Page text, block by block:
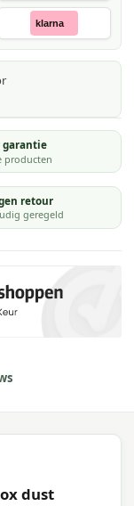
klarna
garantie
producten
retour
geregeld
dust